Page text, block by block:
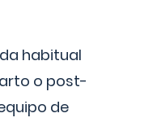
habitual
o post-
de